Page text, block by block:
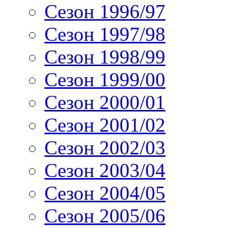
Сезон 1996/97
Сезон 1997/98
Сезон 1998/99
Сезон 1999/00
Сезон 2000/01
Сезон 2001/02
Сезон 2002/03
Сезон 2003/04
Сезон 2004/05
Сезон 2005/06